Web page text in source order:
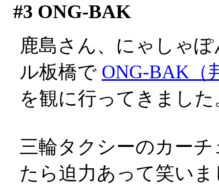
#3 ONG-BAK
鹿島さん、にゃしゃ
ル板橋で ONG-BAK（
を観に行ってきました
三輪タクシーのカー
たら迫力あって笑い